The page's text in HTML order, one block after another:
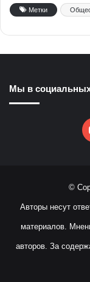
Метки
Мы в социальных
©
Авторы несут
материалов.
авторов. За